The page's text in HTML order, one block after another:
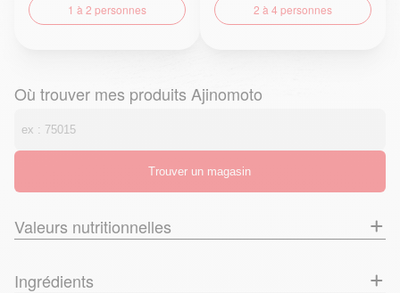
1 à 2 personnes
2 à 4 personnes
Où trouver mes produits Ajinomoto
Valeurs nutritionnelles
Ingrédients